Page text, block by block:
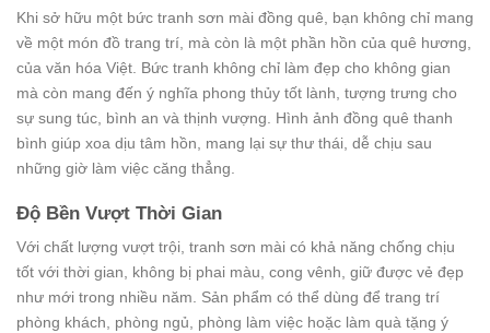
Khi sở hữu một bức tranh sơn mài đồng quê, bạn không chỉ mang
về một món đồ trang trí, mà còn là một phần hồn của quê hương,
của văn hóa Việt. Bức tranh không chỉ làm đẹp cho không gian
mà còn mang đến ý nghĩa phong thủy tốt lành, tượng trưng cho
sự sung túc, bình an và thịnh vượng. Hình ảnh đồng quê thanh
bình giúp xoa dịu tâm hồn, mang lại sự thư thái, dễ chịu sau
những giờ làm việc căng thẳng.
Độ Bền Vượt Thời Gian
Với chất lượng vượt trội, tranh sơn mài có khả năng chống chịu
tốt với thời gian, không bị phai màu, cong vênh, giữ được vẻ đẹp
như mới trong nhiều năm. Sản phẩm có thể dùng để trang trí
phòng khách, phòng ngủ, phòng làm việc hoặc làm quà tặng ý